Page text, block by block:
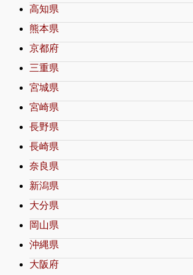
高知県
熊本県
京都府
三重県
宮城県
宮崎県
長野県
長崎県
奈良県
新潟県
大分県
岡山県
沖縄県
大阪府